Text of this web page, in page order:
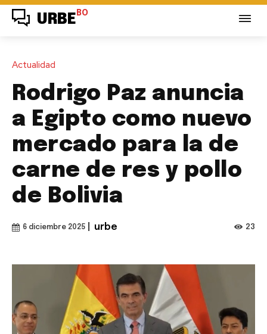
URBE BO
Actualidad
Rodrigo Paz anuncia
a Egipto como nuevo
mercado para la de
carne de res y pollo
de Bolivia
6 diciembre 2025 urbe 23